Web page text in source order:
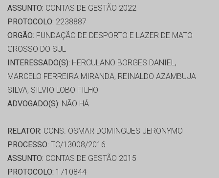
ASSUNTO: CONTAS DE GESTÃO 2022
PROTOCOLO: 2238887
ORGÃO: FUNDAÇÃO DE DESPORTO E LAZER DE MATO
GROSSO DO SUL
INTERESSADO(S): HERCULANO BORGES DANIEL,
MARCELO FERREIRA MIRANDA, REINALDO AZAMBUJA
SILVA, SILVIO LOBO FILHO
ADVOGADO(S): NÃO HÁ
RELATOR: CONS. OSMAR DOMINGUES JERONYMO
PROCESSO: TC/13008/2016
ASSUNTO: CONTAS DE GESTÃO 2015
PROTOCOLO: 1710844